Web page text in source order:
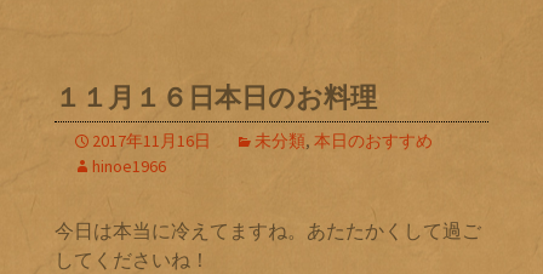
１１月１６日本日のお料理
2017年11月16日 未分類, 本日のおすすめ
hinoe1966
今日は本当に冷えてますね。あたたかくして過ご
してくださいね！